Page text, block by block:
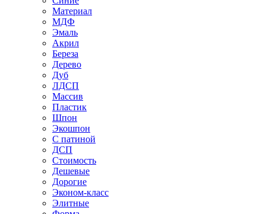
Материал
МДФ
Эмаль
Акрил
Береза
Дерево
Дуб
ЛДСП
Массив
Пластик
Шпон
Экошпон
С патиной
ДСП
Стоимость
Дешевые
Дорогие
Эконом-класс
Элитные